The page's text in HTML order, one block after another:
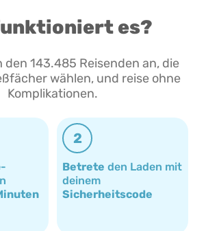
es?
den 143.485 Reisenden an, die
wählen, und reise ohne
Komplikationen.
2
Betrete den Laden mit
deinem
Sicherheitscode